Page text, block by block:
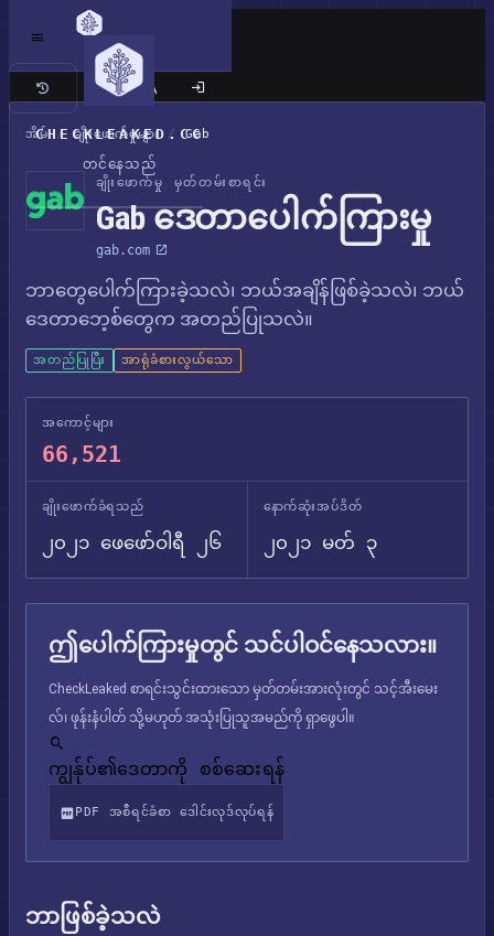
CHECKLEAKED.CC
တင်နေသည်
ကလက်စစ် ဆိုက်
အိမ် / ချိုးဖောက်မှုများ / Gab
ချိုးဖောက်မှု မှတ်တမ်းစာရင်း
Gab ဒေတာပေါက်ကြားမှု
gab.com
ဘာတွေပေါက်ကြားခဲ့သလဲ၊ ဘယ်အချိန်ဖြစ်ခဲ့သလဲ၊ ဘယ်
ဒေတာဘေ့စ်တွေက အတည်ပြုသလဲ။
အတည်ပြုပြီး အာရုံခံစားလွယ်သော
အကောင့်များ
66,521
ချိုးဖောက်ခံရသည်
၂၀၂၁ ဖေဖော်ဝါရီ ၂၆
နောက်ဆုံးအပ်ဒိတ်
၂၀၂၁ မတ် ၃
ဤပေါက်ကြားမှုတွင် သင်ပါဝင်နေသလား။
CheckLeaked စာရင်းသွင်းထားသော မှတ်တမ်းအားလုံးတွင် သင့်အီးမေး
လ်၊ ဖုန်းနံပါတ် သို့မဟုတ် အသုံးပြုသူအမည်ကို ရှာဖွေပါ။
ကျွန်ုပ်၏ဒေတာကို စစ်ဆေးရန်
PDF အစီရင်ခံစာ ဒေါင်းလုဒ်လုပ်ရန်
ဘာဖြစ်ခဲ့သလဲ